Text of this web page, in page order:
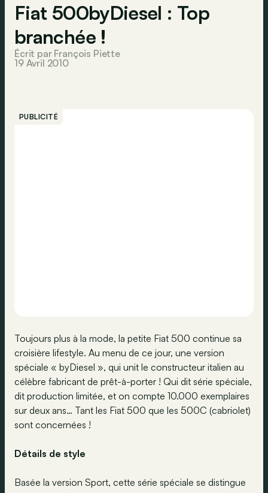
Fiat 500byDiesel : Top
branchée !
Écrit par François Piette
19 Avril 2010
PUBLICITÉ
Toujours plus à la mode, la petite Fiat 500 continue sa
croisière lifestyle. Au menu de ce jour, une version
spéciale « byDiesel », qui unit le constructeur italien au
célèbre fabricant de prêt-à-porter ! Qui dit série spéciale,
dit production limitée, et on compte 10.000 exemplaires
sur deux ans… Tant les Fiat 500 que les 500C (cabriolet)
sont concernées !
Détails de style
Basée la version Sport, cette série spéciale se distingue